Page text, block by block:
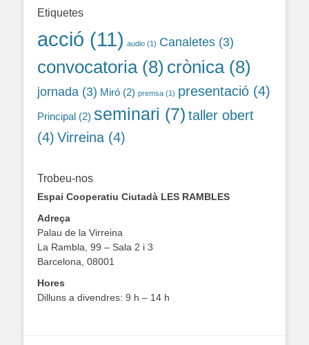
Etiquetes
acció (11) audio (1) Canaletes (3)
convocatoria(8) crònica(8)
jornada (3) Miró (2) premsa (1) presentació (4)
Principal (2) seminari (7) taller obert
(4) Virreina (4)
Trobeu-nos
Espai Cooperatiu Ciutadà LES RAMBLES
Adreça
Palau de la Virreina
La Rambla, 99 – Sala 2 i 3
Barcelona, 08001
Hores
Dilluns a divendres: 9 h – 14 h